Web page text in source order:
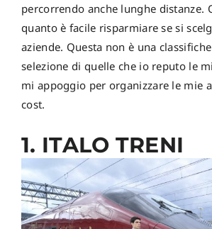
percorrendo anche lunghe distanze.
quanto è facile risparmiare se si
aziende. Questa non è una
selezione di quelle che io reputo le
mi appoggio per organizzare le mie
cost.
1. ITALO TRENI